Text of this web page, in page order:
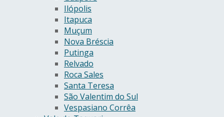
Ilópolis
Itapuca
Muçum
Nova Bréscia
Putinga
Relvado
Roca Sales
Santa Teresa
São Valentim do Sul
Vespasiano Corrêa